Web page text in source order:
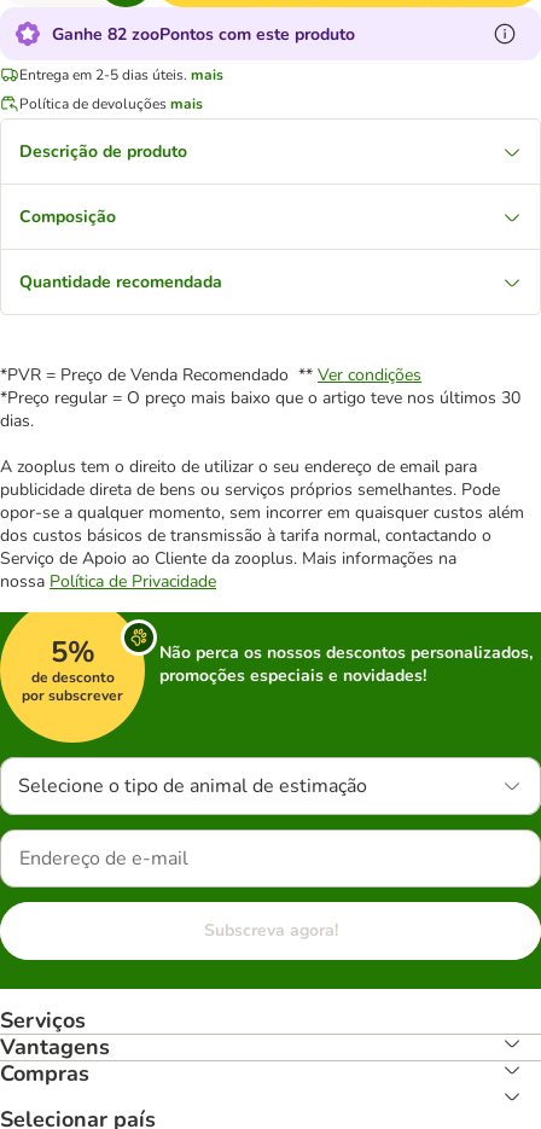
Ganhe 82 zooPontos com este produto
Entrega em 2-5 dias úteis. mais
Política de devoluçõesmais
Descrição de produto
Composição
Quantidade recomendada
*PVR = Preço de Venda Recomendado ** Ver condições
*Preço regular = O preço mais baixo que o artigo teve nos últimos 30
dias.
A zooplus tem o direito de utilizar o seu endereço de email para
publicidade direta de bens ou serviços próprios semelhantes. Pode
opor-se a qualquer momento, sem incorrer em quaisquer custos além
dos custos básicos de transmissão à tarifa normal, contactando o
Serviço de Apoio ao Cliente da zooplus. Mais informações na
nossa Política de Privacidade
5%
de desconto
por subscrever
Não perca os nossos descontos personalizados,
promoções especiais e novidades!
Selecione o tipo de animal de estimação
Subscreva agora!
Serviços
Vantagens
Compras
Selecionar país